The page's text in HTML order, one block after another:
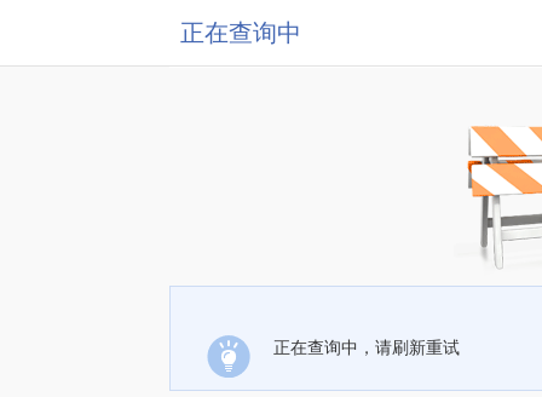
正在查询中
正在查询中，请刷新重试